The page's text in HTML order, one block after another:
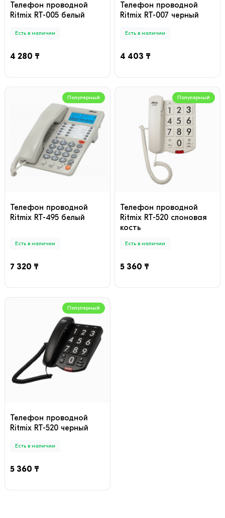
Телефон проводной
Ritmix RT-005 белый
Есть в наличии
4 280 ₸
Телефон проводной
Ritmix RT-007 черный
Есть в наличии
4 403 ₸
Популярный
Телефон проводной
Ritmix RT-495 белый
Есть в наличии
7 320 ₸
Популярный
Телефон проводной
Ritmix RT-520 слоновая
кость
Есть в наличии
5 360 ₸
Популярный
Телефон проводной
Ritmix RT-520 черный
Есть в наличии
5 360 ₸